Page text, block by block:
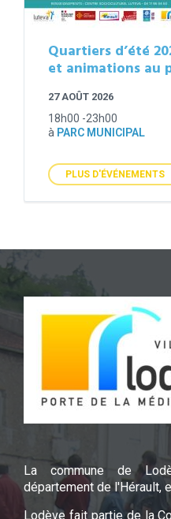
Quartiers d’été
et animations au
27 AOÛT 2026
18h00 -23h00
à PARC MUNICIPAL
PLUS D'ÉVÉNEMENTS
La commune de
département de l'Hérault,
Lodève fait partie de la